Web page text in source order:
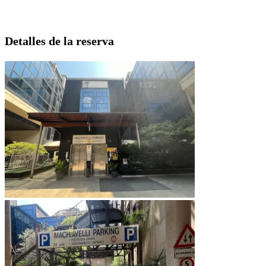
Detalles de la reserva